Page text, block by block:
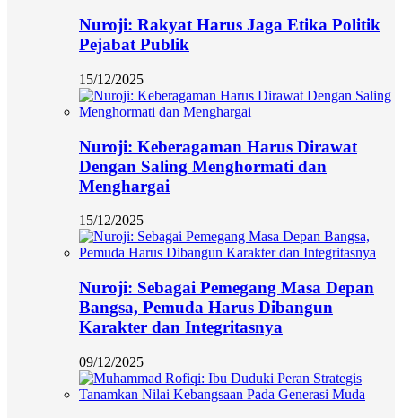
Nuroji: Rakyat Harus Jaga Etika Politik
Pejabat Publik
15/12/2025
Nuroji: Keberagaman Harus Dirawat
Dengan Saling Menghormati dan
Menghargai
15/12/2025
Nuroji: Sebagai Pemegang Masa Depan
Bangsa, Pemuda Harus Dibangun
Karakter dan Integritasnya
09/12/2025